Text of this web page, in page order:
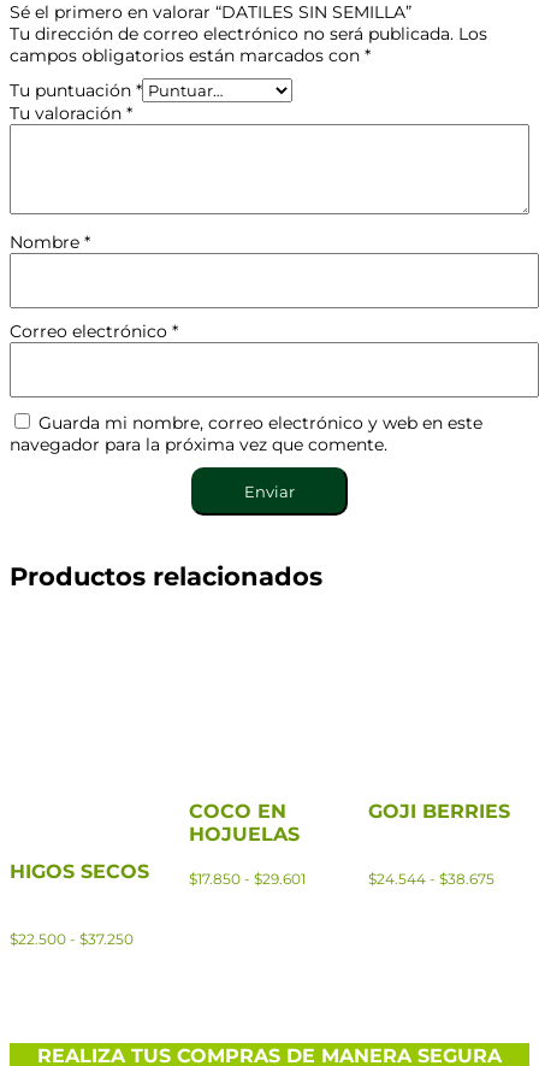
Sé el primero en valorar “DATILES SIN SEMILLA”
Tu dirección de correo electrónico no será publicada. Los
campos obligatorios están marcados con *
Tu puntuación *
Tu valoración *
Nombre *
Correo electrónico *
Guarda mi nombre, correo electrónico y web en este
navegador para la próxima vez que comente.
Productos relacionados
HIGOS SECOS
$22.500 - $37.250
COCO EN
HOJUELAS
$17.850 - $29.601
GOJI BERRIES
$24.544 - $38.675
REALIZA TUS COMPRAS DE MANERA SEGURA